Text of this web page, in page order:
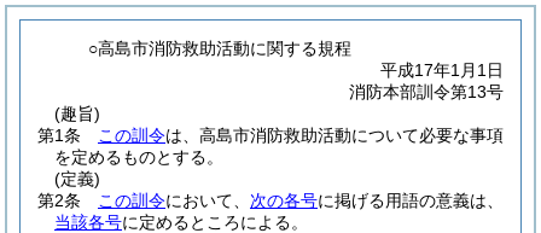
○高島市消防救助活動に関する規程
平成17年1月1日
消防本部訓令第13号
(趣旨)
第1条
この訓令は、高島市消防救助活動について必要な事項
を定めるものとする。
(定義)
第2条
この訓令において、 次の各号に掲げる用語の意義は、
当該各号に定めるところによる。